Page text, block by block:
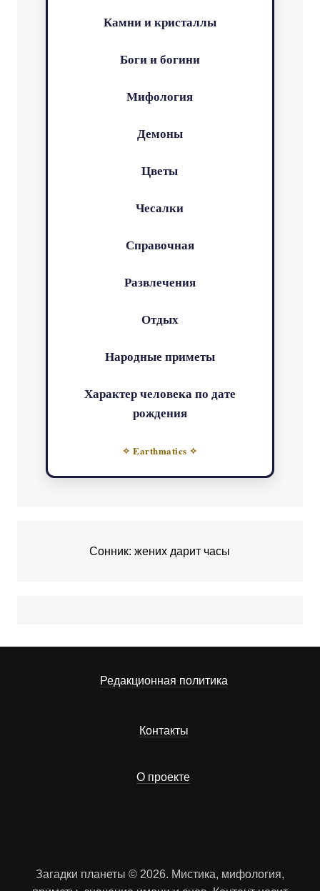
Камни и кристаллы
Боги и богини
Мифология
Демоны
Цветы
Чесалки
Справочная
Развлечения
Отдых
Народные приметы
Характер человека по дате
рождения
✧ Earthmatics ✧
Сонник: жених дарит часы
Редакционная политика
Контакты
О проекте
Загадки планеты © 2026. Мистика, мифология,